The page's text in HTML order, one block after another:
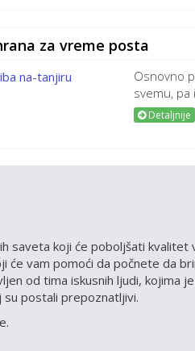
za vreme posta
Osnovno
svemu, pa
Detaljnije
saveta koji će poboljšati kvalitet
će vam pomoći da počnete da
od tima iskusnih ljudi, kojima
postali prepoznatljivi.